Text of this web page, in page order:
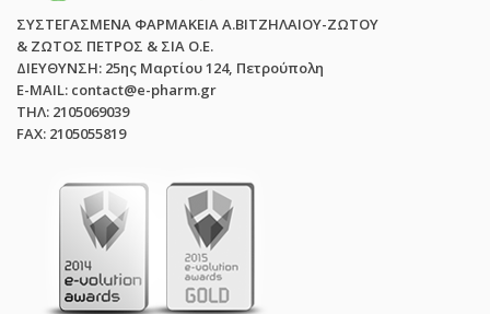
ΣΥΣΤΕΓΑΣΜΕΝΑ ΦΑΡΜΑΚΕΙΑ Α.ΒΙΤΖΗΛΑΙΟΥ-ΖΩΤΟΥ
& ΖΩΤΟΣ ΠΕΤΡΟΣ & ΣΙΑ Ο.Ε.
ΔΙΕΥΘΥΝΣΗ: 25ης Μαρτίου 124, Πετρούπολη
E-MAIL: contact@e-pharm.gr
ΤΗΛ: 2105069039
FAX: 2105055819